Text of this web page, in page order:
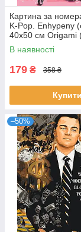
Картина за
K-Pop. Enhypenу
40x50 см Origami
В наявності
179 ₴ 358 ₴
Купити
–50%